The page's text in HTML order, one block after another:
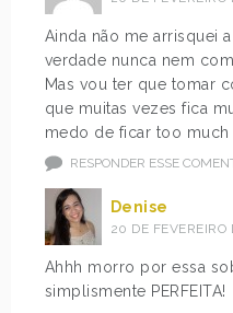
Ainda não me arrisquei
verdade nunca nem
Mas vou ter que tomar
que muitas vezes fica
medo de ficar too much
RESPONDER ESSE
Denise
20 DE
Ahhh morro por essa
simplismente PERFEITA!